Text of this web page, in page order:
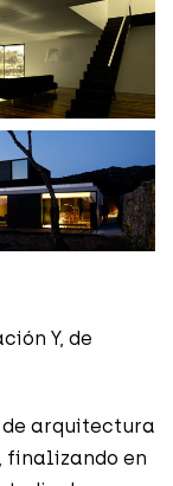
Y, de
de arquitectura
finalizando en